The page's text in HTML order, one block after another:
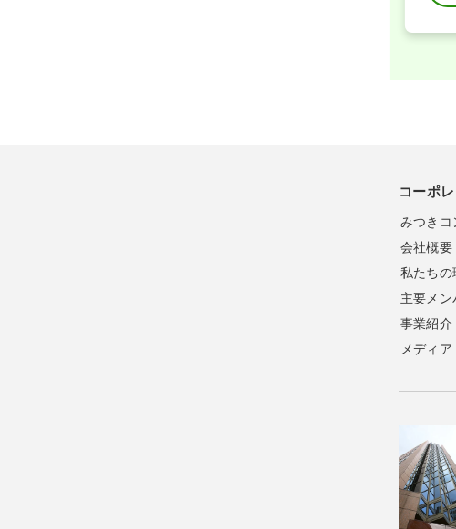
コーポ
みつき
会社概要
私たちの
主要メン
事業紹介
メディア